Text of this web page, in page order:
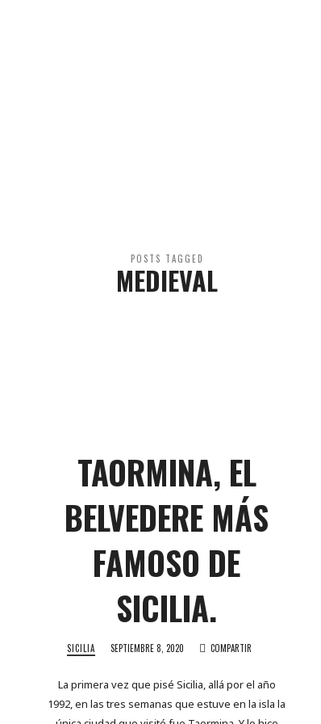
POSTS TAGGED
MEDIEVAL
TAORMINA, EL
BELVEDERE MÁS
FAMOSO DE
SICILIA.
SICILIA SEPTIEMBRE 8, 2020 COMPARTIR
La primera vez que pisé Sicilia, allá por el año
1992, en las tres semanas que estuve en la isla la